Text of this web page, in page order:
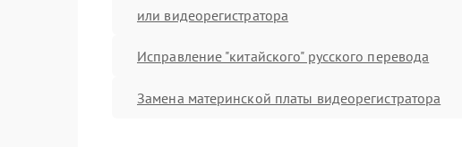
или видеорегистратора
Исправление "китайского" русского перевода
Замена материнской платы видеорегистратора